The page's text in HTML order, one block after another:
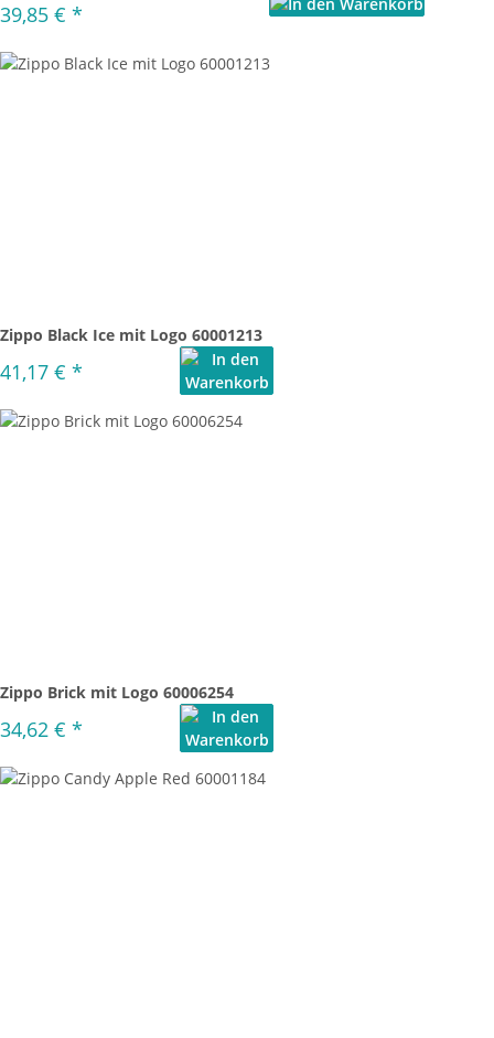
39,85 € *
Zippo Black Ice mit Logo 60001213
41,17 € *
Zippo Brick mit Logo 60006254
34,62 € *